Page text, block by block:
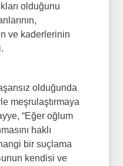
olduğunu
ve kaderlerinin
olduğunda
meşrulaştırmaya
“Eğer oğlum
haklı
bir suçlama
kendisi ve